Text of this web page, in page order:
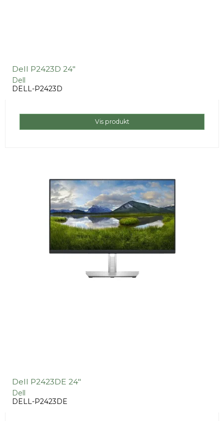
Dell P2423D 24"
Dell
DELL-P2423D
Vis produkt
Dell P2423DE 24"
Dell
DELL-P2423DE